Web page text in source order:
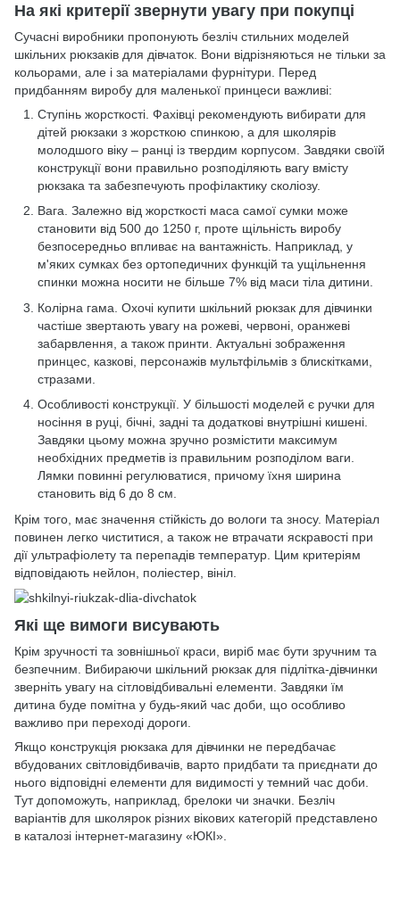
На які критерії звернути увагу при покупці
Сучасні виробники пропонують безліч стильних моделей
шкільних рюкзаків для дівчаток. Вони відрізняються не тільки за
кольорами, але і за матеріалами фурнітури. Перед
придбанням виробу для маленької принцеси важливі:
Ступінь жорсткості. Фахівці рекомендують вибирати для
дітей рюкзаки з жорсткою спинкою, а для школярів
молодшого віку – ранці із твердим корпусом. Завдяки своїй
конструкції вони правильно розподіляють вагу вмісту
рюкзака та забезпечують профілактику сколіозу.
Вага. Залежно від жорсткості маса самої сумки може
становити від 500 до 1250 г, проте щільність виробу
безпосередньо впливає на вантажність. Наприклад, у
м'яких сумках без ортопедичних функцій та ущільнення
спинки можна носити не більше 7% від маси тіла дитини.
Колірна гама. Охочі купити шкільний рюкзак для дівчинки
частіше звертають увагу на рожеві, червоні, оранжеві
забарвлення, а також принти. Актуальні зображення
принцес, казкові, персонажів мультфільмів з блискітками,
стразами.
Особливості конструкції. У більшості моделей є ручки для
носіння в руці, бічні, задні та додаткові внутрішні кишені.
Завдяки цьому можна зручно розмістити максимум
необхідних предметів із правильним розподілом ваги.
Лямки повинні регулюватися, причому їхня ширина
становить від 6 до 8 см.
Крім того, має значення стійкість до вологи та зносу. Матеріал
повинен легко чиститися, а також не втрачати яскравості при
дії ультрафіолету та перепадів температур. Цим критеріям
відповідають нейлон, поліестер, вініл.
Які ще вимоги висувають
Крім зручності та зовнішньої краси, виріб має бути зручним та
безпечним. Вибираючи шкільний рюкзак для підлітка-дівчинки
зверніть увагу на сітловідбивальні елементи. Завдяки їм
дитина буде помітна у будь-який час доби, що особливо
важливо при переході дороги.
Якщо конструкція рюкзака для дівчинки не передбачає
вбудованих світловідбивачів, варто придбати та приєднати до
нього відповідні елементи для видимості у темний час доби.
Тут допоможуть, наприклад, брелоки чи значки. Безліч
варіантів для школярок різних вікових категорій представлено
в каталозі інтернет-магазину «ЮКІ».